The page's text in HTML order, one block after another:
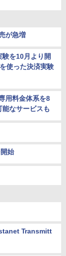
が急増
を10月より開
使った決済実験
用料金体系を8
能なサービスも
始
Transmitt